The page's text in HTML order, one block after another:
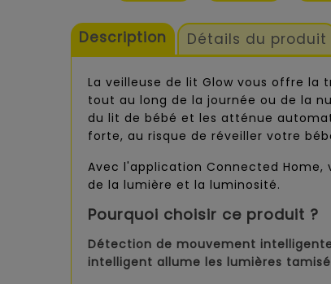
Description Détails du produit
La veilleuse de lit Glow vous offre
tout au long de la journée ou de la
du lit de bébé et les atténue
forte, au risque de réveiller votre
Avec l'application Connected Home,
de la lumière et la luminosité.
Pourquoi choisir ce produit ?
Détection de mouvement
intelligent allume les lumières